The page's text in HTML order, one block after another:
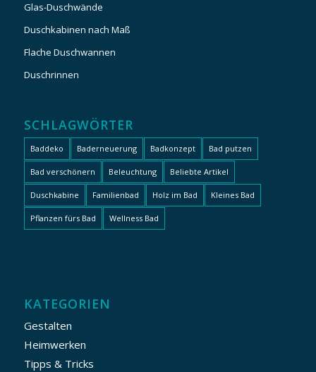
Glas-Duschwände
Duschkabinen nach Maß
Flache Duschwannen
Duschrinnen
SCHLAGWÖRTER
Baddeko Baderneuerung Badkonzept Bad putzen
Bad verschönern Beleuchtung Beliebte Artikel
Duschkabine Familienbad Holz im Bad Kleines Bad
Pflanzen fürs Bad Wellness Bad
KATEGORIEN
Gestalten
Heimwerken
Tipps & Tricks